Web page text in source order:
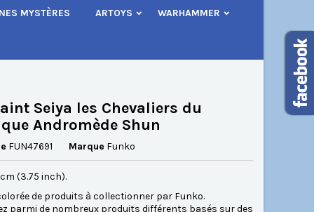
MYSTÈRES ARTOYS WARHAMMER
Seiya les Chevaliers du
Andromède Shun
FUN47691 Marque Funko
cm (3.75 inch).
de produits à collectionner par Funko.
parmi de nombreux produits différents basés sur des